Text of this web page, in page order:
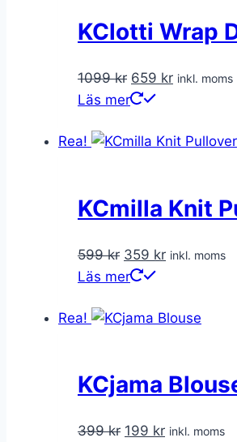
KClotti Wrap
1099kr Det
ursprungliga
var:
659 krDet
är:
inkl. moms
Läs mer
Rea!
KCmilla Knit
599kr Det
ursprungliga
var:
359 krDet
är:
inkl. moms
Läs mer
Rea!
KCjama
399kr Det
199 krDet
inkl. moms